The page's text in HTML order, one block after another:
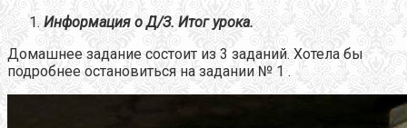
Информация о Д/З. Итог урока.
Домашнее задание состоит из 3 заданий. Хотела бы
подробнее остановиться на задании № 1 .